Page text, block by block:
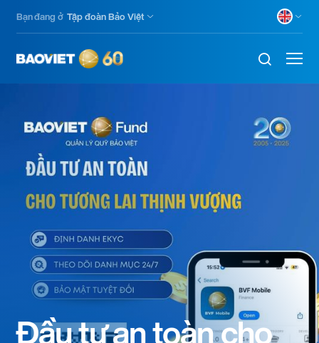
dung
Bạn đang ở Tập đoàn Bảo Việt
Niềm tin vững chắc,